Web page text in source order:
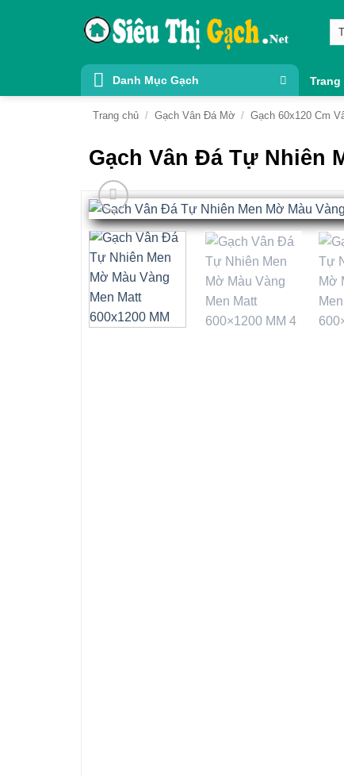
Danh Mục Gạch Trang
Trang chủ / Gạch Vân Đá Mờ / Gạch 60x120 Cm
Gạch Vân Đá Tự Nhiên